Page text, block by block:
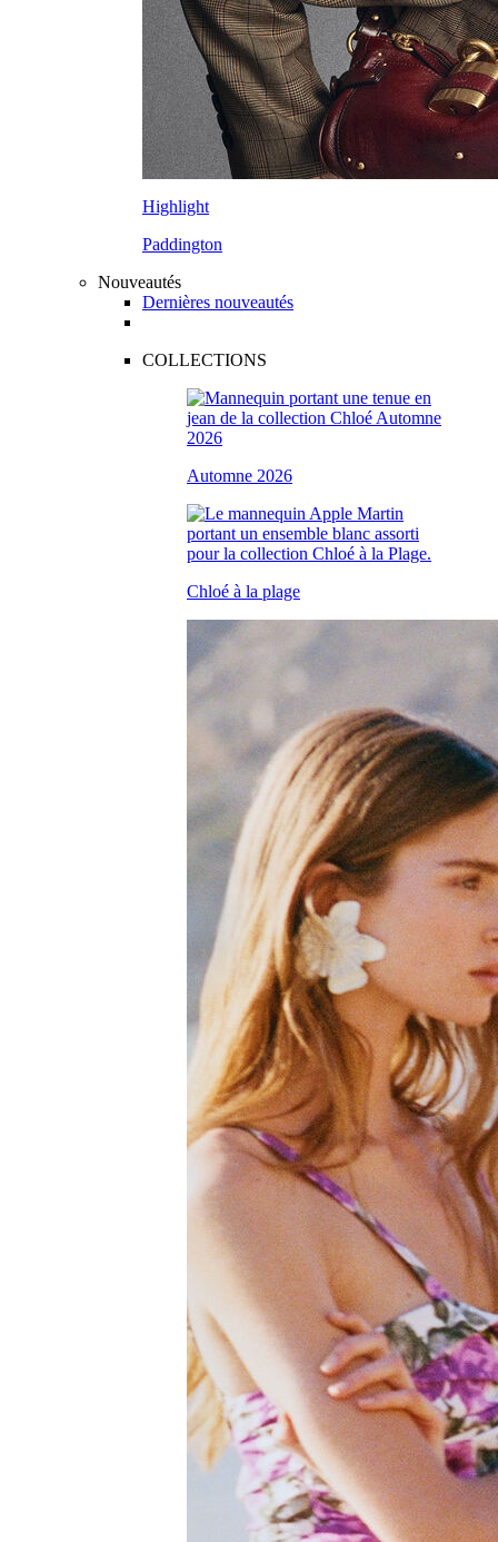
Highlight
Paddington
Nouveautés
Dernières nouveautés
COLLECTIONS
Automne 2026
Chloé à la plage